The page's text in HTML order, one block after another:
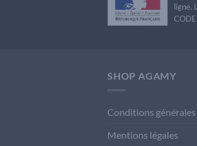
ligne.
SHOP AGAMY
Conditions
Mentions légales